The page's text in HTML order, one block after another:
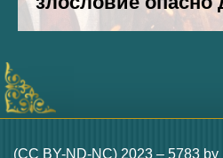
(CC BY-ND-NC) 2023 – 5783 by